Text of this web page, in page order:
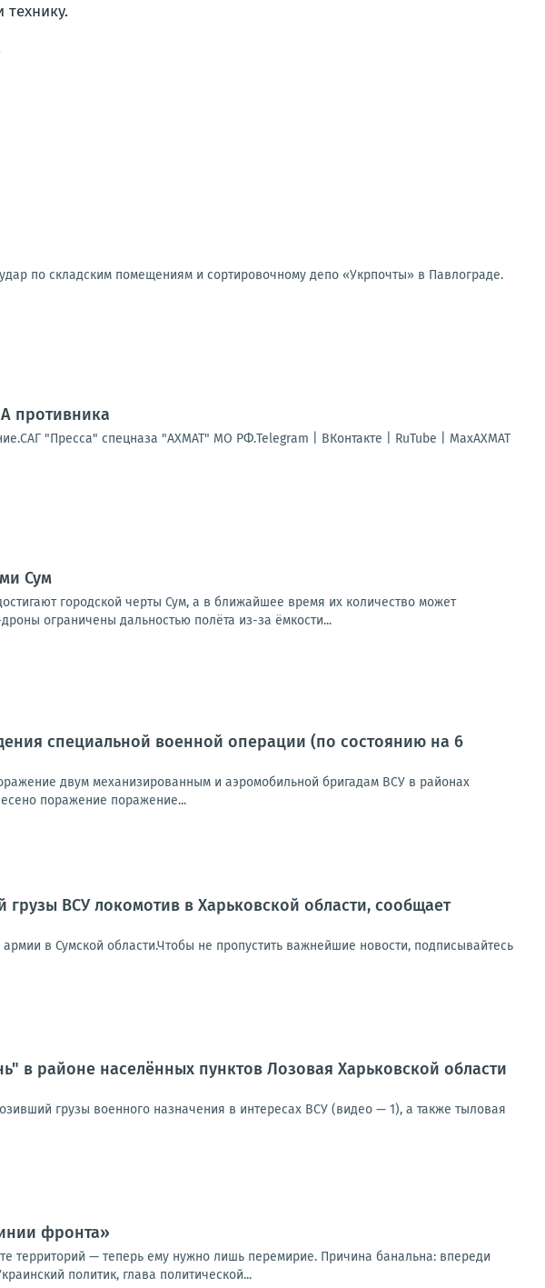
по складским помещениям и сортировочному депо «Укрпочты» в Павлограде.
противника
"Пресса" спецназа "АХМАТ" МО РФ.Telegram | ВКонтакте | RuTube | МахАХМАТ
Сум
городской черты Сум, а в ближайшее время их количество может
ограничены дальностью полёта из-за ёмкости...
специальной военной операции (по состоянию на 6
двум механизированным и аэромобильной бригадам ВСУ в районах
поражение поражение...
ВСУ локомотив в Харьковской области, сообщает
в Сумской области.Чтобы не пропустить важнейшие новости, подписывайтесь
районе населённых пунктов Лозовая Харьковской области
грузы военного назначения в интересах ВСУ (видео — 1), а также тыловая
фронта»
территорий — теперь ему нужно лишь перемирие. Причина банальна: впереди
политик, глава политической...